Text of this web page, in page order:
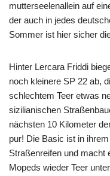
mutterseelenallein auf
der auch in jedes
Sommer ist hier sicher
Hinter Lercara Friddi
noch kleinere SP 22 ab,
schlechtem Teer etwas
sizilianischen
nächsten 10 Kilometer
pur! Die Basic ist in
Straßenreifen und macht
Mopeds wieder Teer